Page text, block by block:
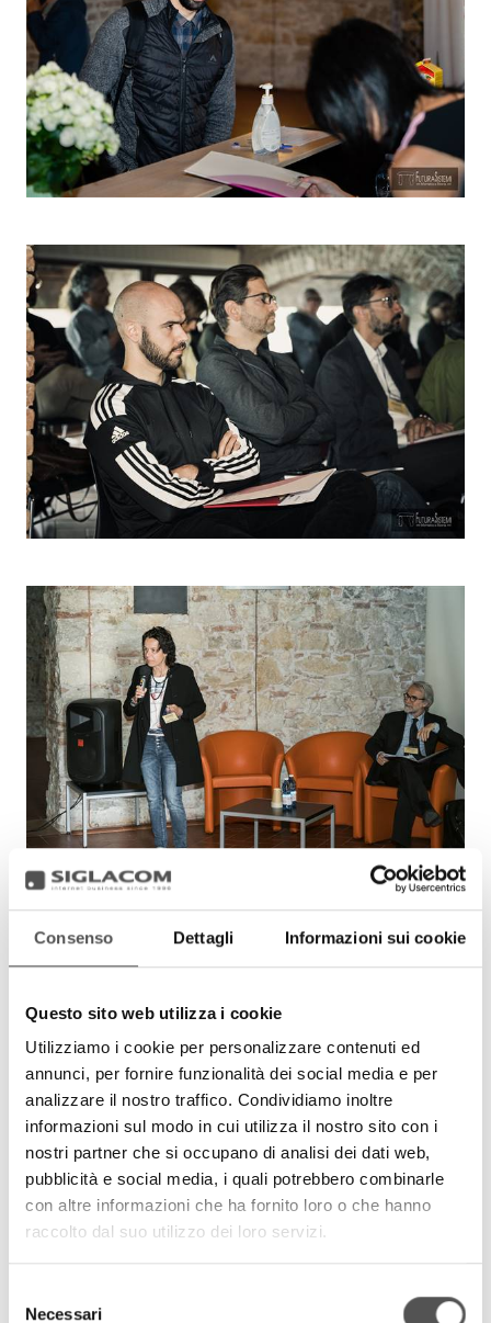
Consenso Dettagli Informazioni sui cookie
Questo sito web utilizza i cookie
Utilizziamo i cookie per personalizzare contenuti ed
annunci, per fornire funzionalità dei social media e per
analizzare il nostro traffico. Condividiamo inoltre
informazioni sul modo in cui utilizza il nostro sito con i
nostri partner che si occupano di analisi dei dati web,
pubblicità e social media, i quali potrebbero combinarle
con altre informazioni che ha fornito loro o che hanno
raccolto dal suo utilizzo dei loro servizi.
delNecessari